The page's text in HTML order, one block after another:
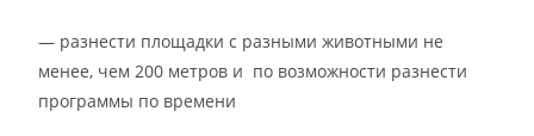
— разнести площадки с разными животными не
менее, чем 200 метров и по возможности разнести
программы по времени